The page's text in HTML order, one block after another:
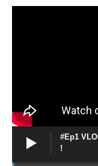
#Ep1
!